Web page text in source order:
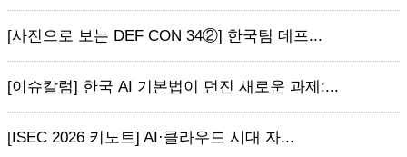
[사진으로 보는 DEF CON 34②] 한국팀 데프...
[이슈칼럼] 한국 AI 기본법이 던진 새로운 과제:...
[ISEC 2026 키노트] AI·클라우드 시대 자...